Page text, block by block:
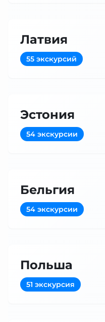
Латвия
55 экскурсий
Эстония
54 экскурсии
Бельгия
54 экскурсии
Польша
51 экскурсия